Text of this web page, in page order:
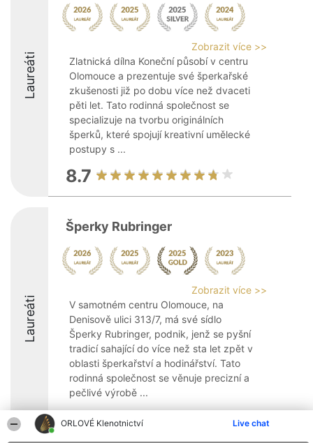
ORLOVÉ Klenotnictví Live chat
Laureáti
Zobrazit více >>
Zlatnická dílna Koneční působí v centru
Olomouce a prezentuje své šperkařské
zkušenosti již po dobu více než dvaceti
pěti let. Tato rodinná společnost se
specializuje na tvorbu originálních
šperků, které spojují kreativní umělecké
postupy s ...
8.7
Laureáti
Šperky Rubringer
Zobrazit více >>
V samotném centru Olomouce, na
Denisově ulici 313/7, má své sídlo
Šperky Rubringer, podnik, jenž se pyšní
tradicí sahající do více než sta let zpět v
oblasti šperkařství a hodinářství. Tato
rodinná společnost se věnuje precizní a
pečlivé výrobě ...
9.3